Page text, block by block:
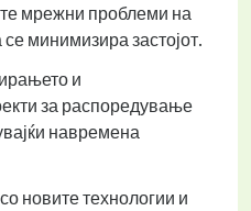
мрежни проблеми на
минимизира застојот.
и
за распоредување
навремена
новите технологии и